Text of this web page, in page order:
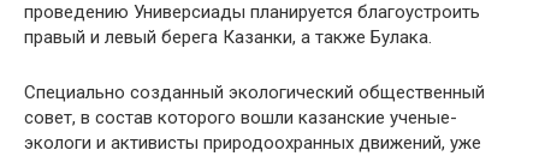
проведению Универсиады планируется благоустроить
правый и левый берега Казанки, а также Булака.
Специально созданный экологический общественный
совет, в состав которого вошли казанские ученые-
экологи и активисты природоохранных движений, уже